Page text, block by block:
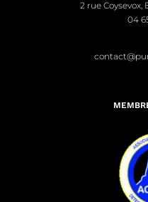
2 rue Coysevox,
04